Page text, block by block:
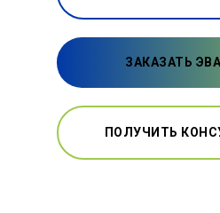
ЗАКАЗАТЬ
ПОЛУЧИТЬ